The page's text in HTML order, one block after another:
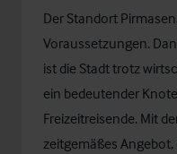
Der Standort
Voraussetzungen.
ist die Stadt trotz
ein bedeutender
Freizeitreisende. Mit
zeitgemäßes